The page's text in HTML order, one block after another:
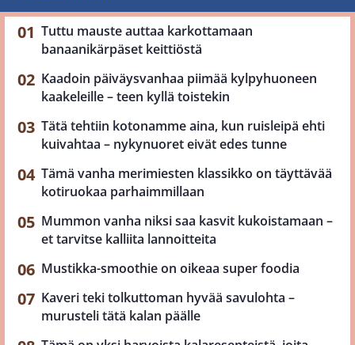
Tuttu mauste auttaa karkottamaan
banaanikärpäset keittiöstä
Kaadoin päiväysvanhaa piimää kylpyhuoneen
kaakeleille – teen kyllä toistekin
Tätä tehtiin kotonamme aina, kun ruisleipä ehti
kuivahtaa – nykynuoret eivät edes tunne
Tämä vanha merimiesten klassikko on täyttävää
kotiruokaa parhaimmillaan
Mummon vanha niksi saa kasvit kukoistamaan –
et tarvitse kalliita lannoitteita
Mustikka-smoothie on oikeaa super foodia
Kaveri teki tolkuttoman hyvää savulohta –
murusteli tätä kalan päälle